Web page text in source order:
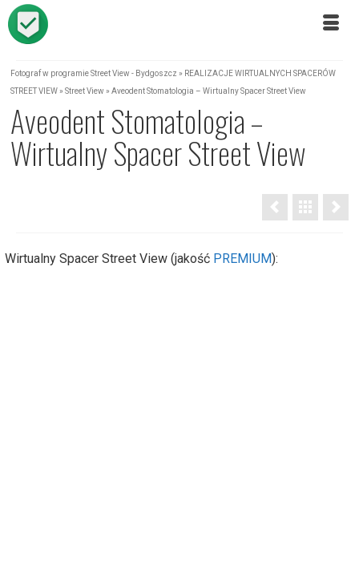
Fotograf w programie Street View - Bydgoszcz » REALIZACJE WIRTUALNYCH SPACERÓW
STREET VIEW» Street View » Aveodent Stomatologia – Wirtualny Spacer Street View
Aveodent Stomatologia –
Wirtualny Spacer Street View
Wirtualny Spacer Street View (jakość PREMIUM):